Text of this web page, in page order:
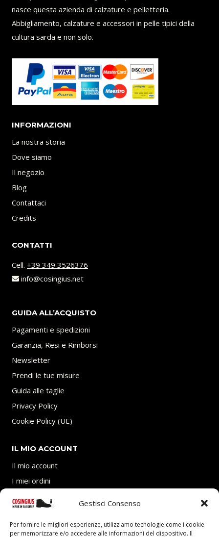
Gestisci Consenso
Per fornire le migliori esperienze, utilizziamo tecnologie come i cookie
per memorizzare e/o accedere alle informazioni del dispositivo. Il
nasce questa azienda di calzature e pelletteria.
Abbigliamento, calzature e accessori in pelle tipici della
cultura sarda e non solo.
INFORMAZIONI
La nostra storia
Dove siamo
Il negozio
Blog
Contattaci
Credits
CONTATTI
Cell. +39 349 3526376
info@cosingius.net
GUIDA ALL’ACQUISTO
Pagamenti e spedizioni
Garanzia, Resi e Rimborsi
Newsletter
Prendi le tue misure
Guida alle taglie
Privacy Policy
Cookie Policy (UE)
IL MIO ACCOUNT
Il mio account
I miei ordini